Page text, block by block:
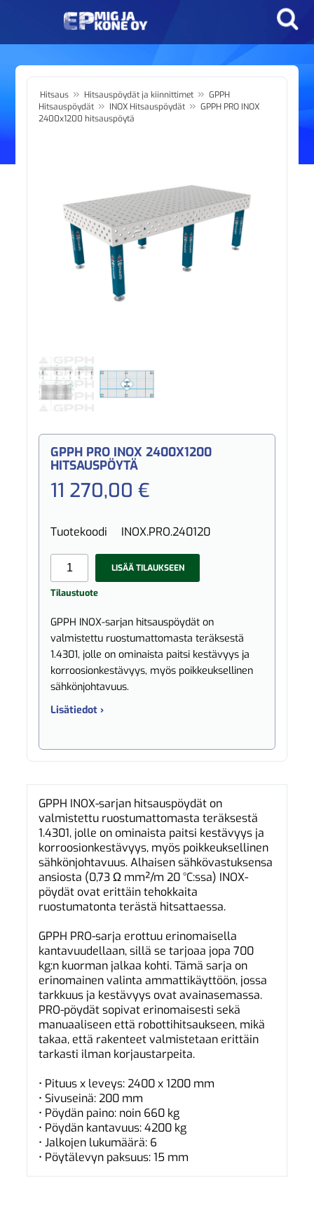
Hitsaus » Hitsauspöydät ja kiinnittimet » GPPH
Hitsauspöydät » INOX Hitsauspöydät » GPPH PRO INOX
2400x1200 hitsauspöytä
GPPH PRO INOX 2400X1200
HITSAUSPÖYTÄ
11 270,00 €
Tuotekoodi INOX.PRO.240120
LISÄÄ TILAUKSEEN
Tilaustuote
GPPH INOX-sarjan hitsauspöydät on
valmistettu ruostumattomasta teräksestä
1.4301, jolle on ominaista paitsi kestävyys ja
korroosionkestävyys, myös poikkeuksellinen
sähkönjohtavuus.
Lisätiedot ›
GPPH INOX-sarjan hitsauspöydät on
valmistettu ruostumattomasta teräksestä
1.4301, jolle on ominaista paitsi kestävyys ja
korroosionkestävyys, myös poikkeuksellinen
sähkönjohtavuus. Alhaisen sähkövastuksensa
ansiosta (0,73 Ω mm²/m 20 °C:ssa) INOX-
pöydät ovat erittäin tehokkaita
ruostumatonta terästä hitsattaessa.
GPPH PRO-sarja erottuu erinomaisella
kantavuudellaan, sillä se tarjoaa jopa 700
kg:n kuorman jalkaa kohti. Tämä sarja on
erinomainen valinta ammattikäyttöön, jossa
tarkkuus ja kestävyys ovat avainasemassa.
PRO-pöydät sopivat erinomaisesti sekä
manuaaliseen että robottihitsaukseen, mikä
takaa, että rakenteet valmistetaan erittäin
tarkasti ilman korjaustarpeita.
• Pituus x leveys: 2400 x 1200 mm
• Sivuseinä: 200 mm
• Pöydän paino: noin 660 kg
• Pöydän kantavuus: 4200 kg
• Jalkojen lukumäärä: 6
• Pöytälevyn paksuus: 15 mm